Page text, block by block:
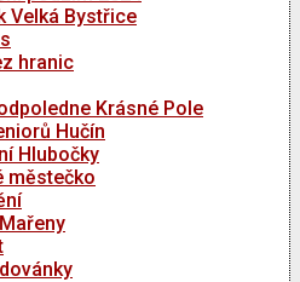
Velká Bystřice
hranic
Krásné Pole
Hučín
Hlubočky
městečko